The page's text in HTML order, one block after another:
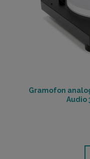
Gramofon
Audio